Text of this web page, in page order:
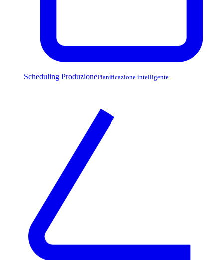
Scheduling ProduzionePianificazione intelligente